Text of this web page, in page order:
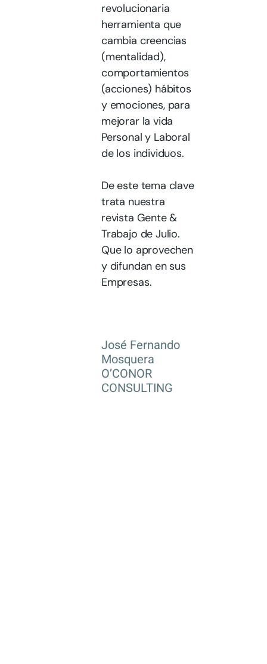
revolucionaria
herramienta que
cambia creencias
(mentalidad),
comportamientos
(acciones) hábitos
y emociones, para
mejorar la vida
Personal y Laboral
de los individuos.
De este tema clave
trata nuestra
revista Gente &
Trabajo de Julio.
Que lo aprovechen
y difundan en sus
Empresas.
José Fernando
Mosquera
O’CONOR
CONSULTING